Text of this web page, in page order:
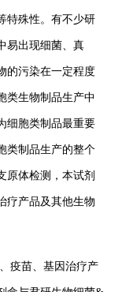
特殊性。有不少研
易出现细菌、真
的污染在一定程度
类生物制品生产中
细胞类制品最重要
类制品生产的整个
原体检测，本试剂
疗产品及其他生物
疫苗、基因治疗产